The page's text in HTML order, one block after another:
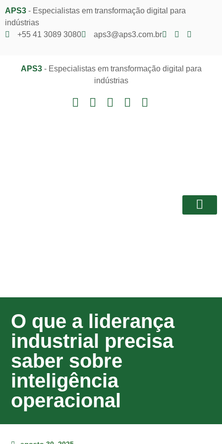
APS3 - Especialistas em transformação digital para
indústrias
+55 41 3089 3080
aps3@aps3.com.br
APS3- Especialistas em transformação digital para
indústrias
O que a liderança
industrial precisa
saber sobre
inteligência
operacional